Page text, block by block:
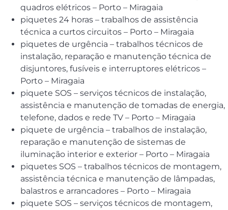
quadros elétricos – Porto – Miragaia
piquetes 24 horas – trabalhos de assistência
técnica a curtos circuitos – Porto – Miragaia
piquetes de urgência – trabalhos técnicos de
instalação, reparação e manutenção técnica de
disjuntores, fusíveis e interruptores elétricos –
Porto – Miragaia
piquete SOS – serviços técnicos de instalação,
assistência e manutenção de tomadas de energia,
telefone, dados e rede TV – Porto – Miragaia
piquete de urgência – trabalhos de instalação,
reparação e manutenção de sistemas de
iluminação interior e exterior – Porto – Miragaia
piquetes SOS – trabalhos técnicos de montagem,
assistência técnica e manutenção de lâmpadas,
balastros e arrancadores – Porto – Miragaia
piquete SOS – serviços técnicos de montagem,